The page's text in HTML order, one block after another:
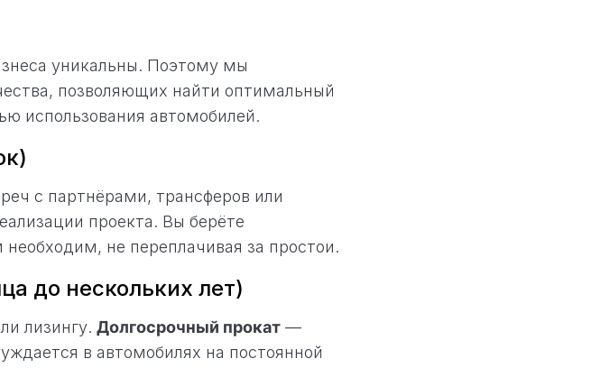
уникальны. Поэтому мы
позволяющих найти оптимальный
использования автомобилей.
с партнёрами, трансферов или
проекта. Вы берёте
не переплачивая за простои.
до нескольких лет)
лизингу. Долгосрочный прокат —
в автомобилях на постоянной